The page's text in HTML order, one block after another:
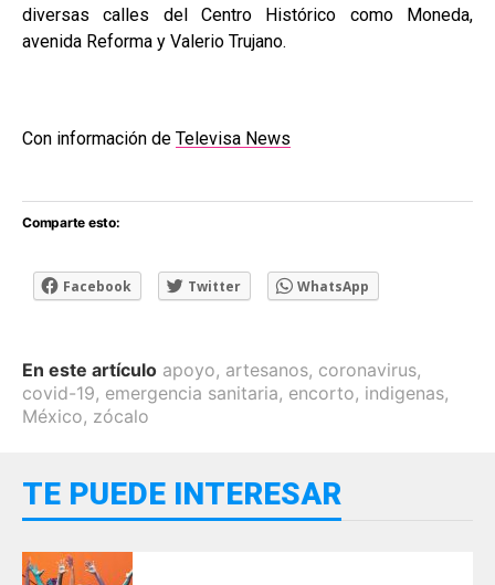
diversas calles del Centro Histórico como Moneda,
avenida Reforma y Valerio Trujano.
Con información de Televisa News
Comparte esto:
Facebook Twitter WhatsApp
En este artículo apoyo, artesanos, coronavirus,
covid-19, emergencia sanitaria, encorto, indigenas,
México, zócalo
TE PUEDE INTERESAR